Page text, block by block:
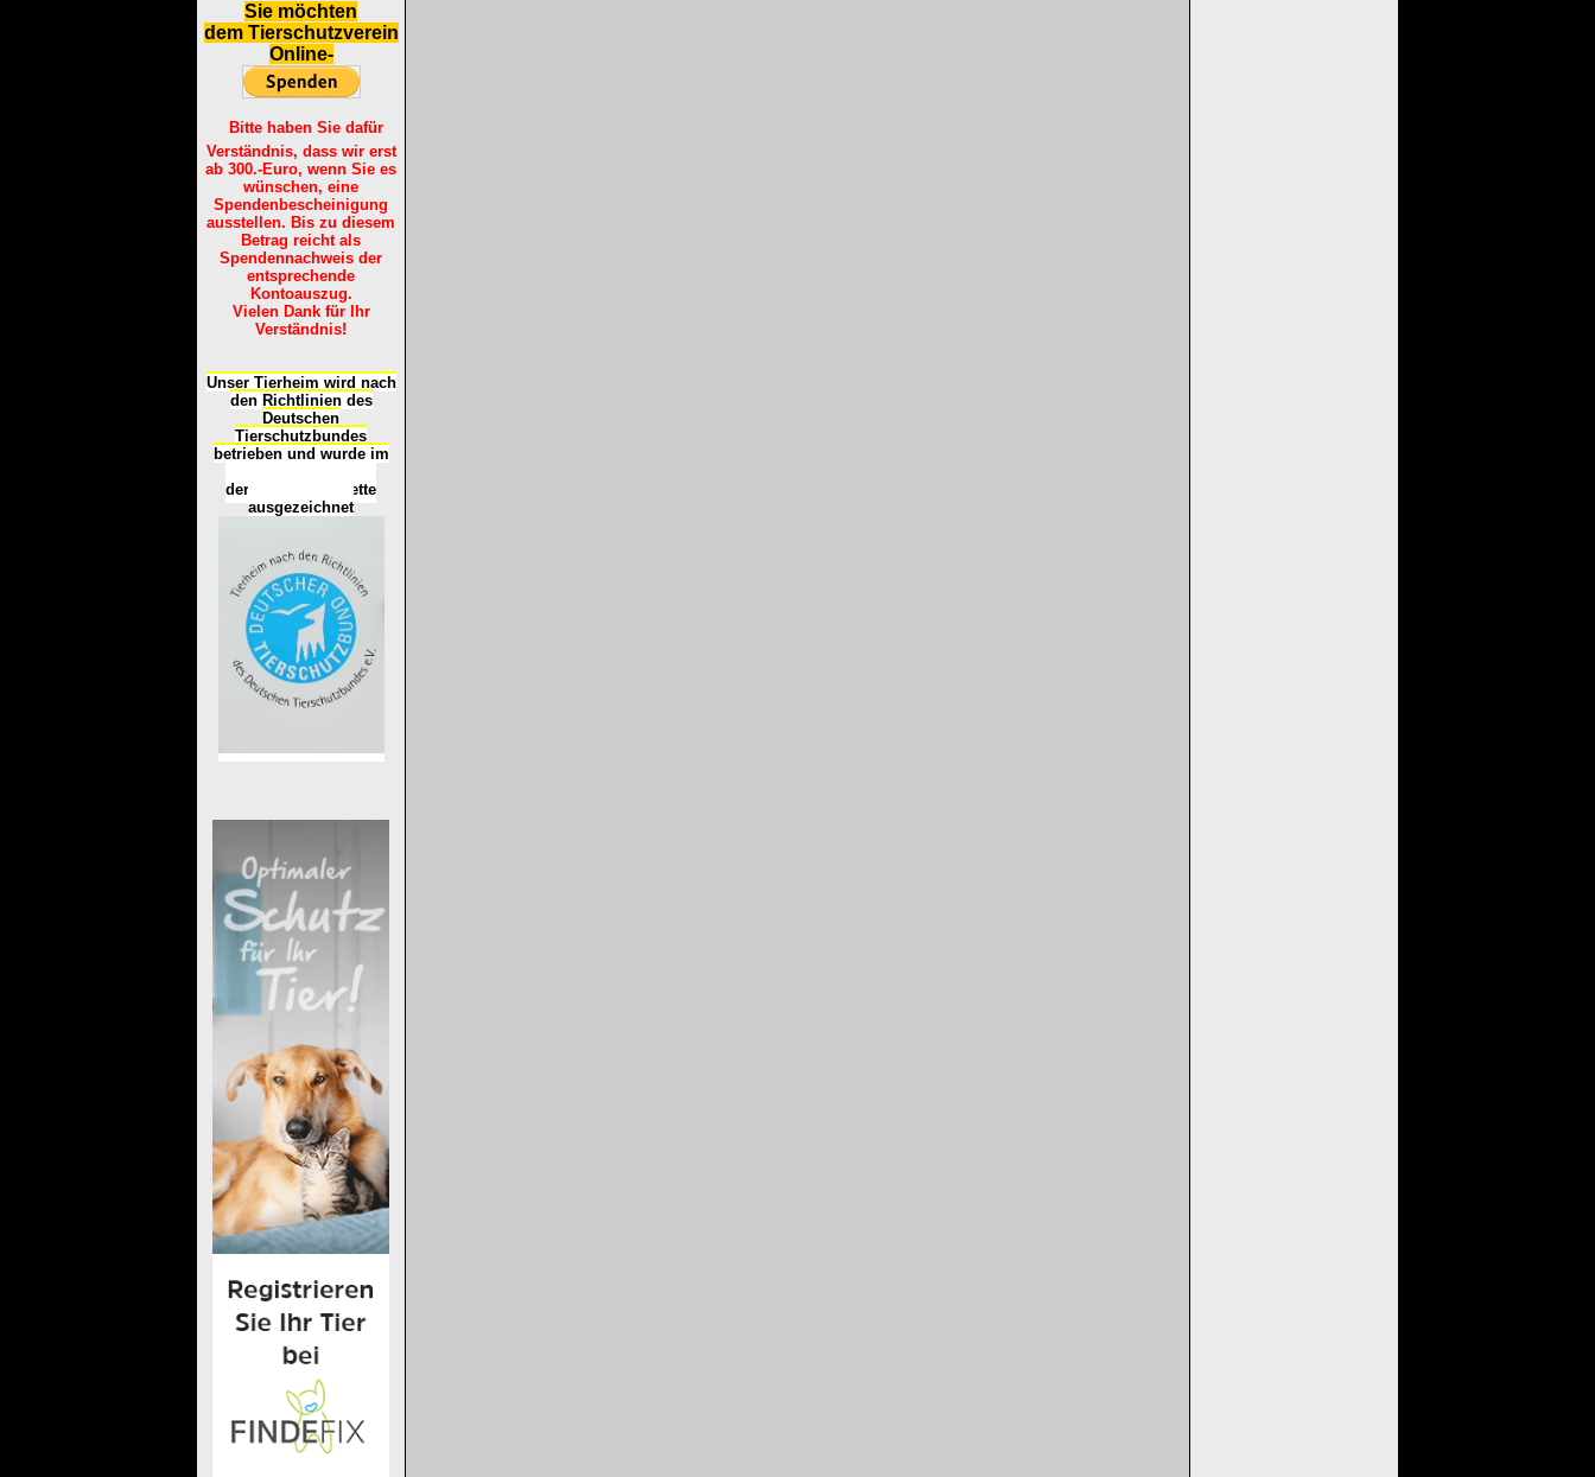
Sie möchten
dem Tierschutzverein
Online-
Bitte haben Sie dafür
Verständnis, dass wir erst
ab 300.-Euro, wenn Sie es
wünschen, eine
Spendenbescheinigung
ausstellen. Bis zu diesem
Betrag reicht als
Spendennachweis der
entsprechende
Kontoauszug.
Vielen Dank für Ihr
Verständnis!
Unser Tierheim wird nach
den Richtlinien des
Deutschen
Tierschutzbundes
betrieben und wurde im
der
Tierheimplakette
ausgezeichnet